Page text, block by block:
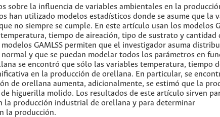
sobre la influencia de variables ambientales en la
han utilizado modelos estadísticos donde se asume que la
no siempre se cumple. En este artículo usan los modelos
tiempo de aireación, tipo de sustrato y cantidad
GAMLSS permiten que el investigador asuma
y que se puedan modelar todos los parámetros en
se encontró que sólo las variables temperatura, tiempo
en la producción de orellana. En particular, se
de orellana aumenta, adicionalmente, se estimó que la
higuerilla molido. Los resultados de este artículo sirven
la producción industrial de orellana y para determinar
la producción.